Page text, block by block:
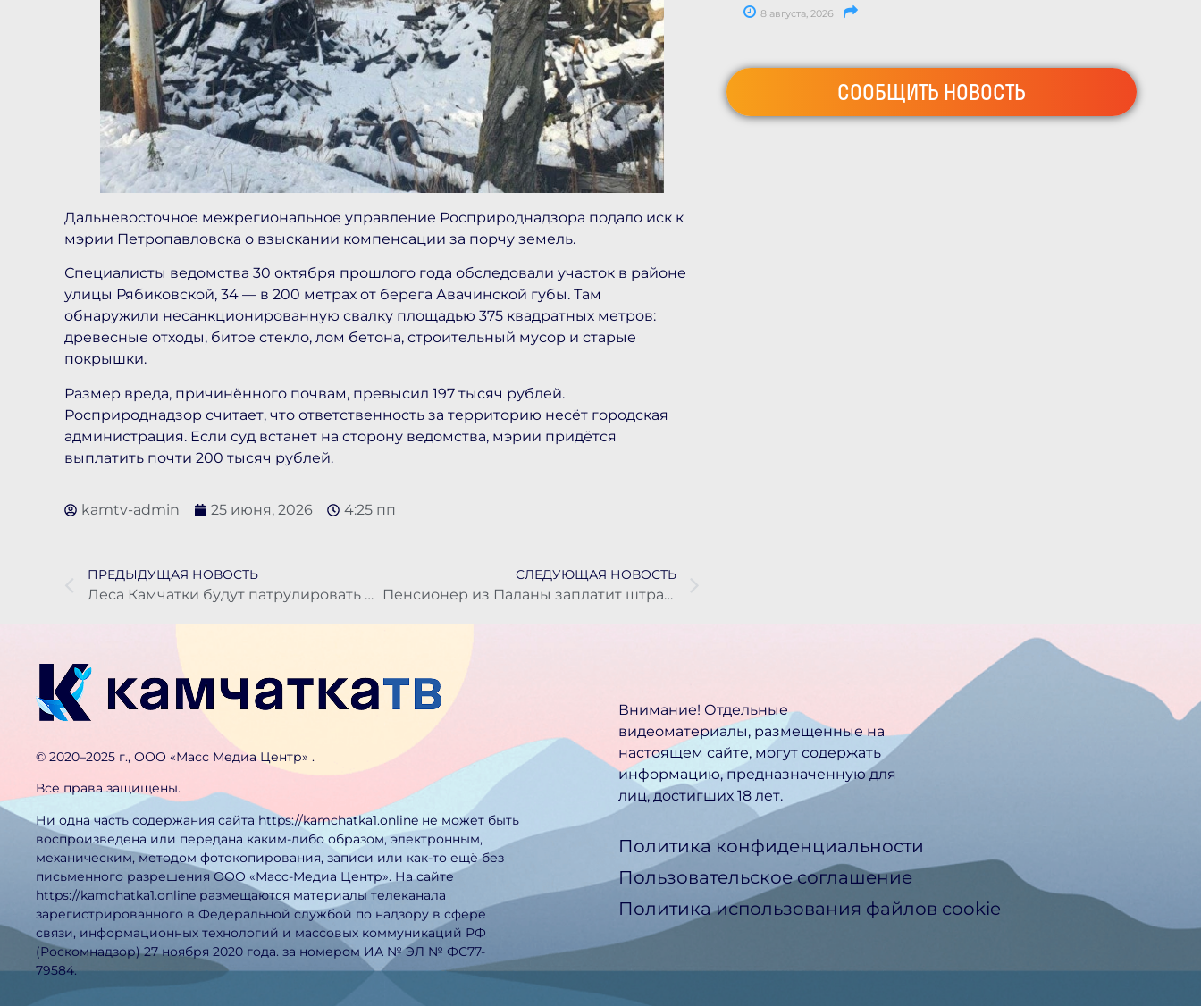
Дальневосточное межрегиональное управление Росприроднадзора подало иск к
мэрии Петропавловска о взыскании компенсации за порчу земель.
Специалисты ведомства 30 октября прошлого года обследовали участок в районе
улицы Рябиковской, 34 — в 200 метрах от берега Авачинской губы. Там
обнаружили несанкционированную свалку площадью 375 квадратных метров:
древесные отходы, битое стекло, лом бетона, строительный мусор и старые
покрышки.
Размер вреда, причинённого почвам, превысил 197 тысяч рублей.
Росприроднадзор считает, что ответственность за территорию несёт городская
администрация. Если суд встанет на сторону ведомства, мэрии придётся
выплатить почти 200 тысяч рублей.
kamtv-admin 25 июня, 2026 4:25 пп
ПРЕДЫДУЩАЯ НОВОСТЬ
Леса Камчатки будут патрулировать с воздуха: на авиаразведку выделили девять миллионов рублей
СЛЕДУЮЩАЯ НОВОСТЬ
Пенсионер из Паланы заплатит штраф за ДТП, в котором пассажирка получила перелом бедра
8 августа, 2026
СООБЩИТЬ НОВОСТЬ
©️ 2020–2025 г., ООО «Масс Медиа Центр» .
Все права защищены.
Ни одна часть содержания сайта https://kamchatka1.online не может быть
воспроизведена или передана каким-либо образом, электронным,
механическим, методом фотокопирования, записи или как-то ещё без
письменного разрешения ООО «Масс-Медиа Центр». На сайте
https://kamchatka1.online размещаются материалы телеканала
зарегистрированного в Федеральной службой по надзору в сфере
связи, информационных технологий и массовых коммуникаций РФ
(Роскомнадзор) 27 ноября 2020 года. за номером ИА № ЭЛ № ФС77-
79584.
Внимание! Отдельные
видеоматериалы, размещенные на
настоящем сайте, могут содержать
информацию, предназначен­ную для
лиц, достигших 18 лет.
Политика конфиденциальности
Пользовательское соглашение
Политика использования файлов cookie